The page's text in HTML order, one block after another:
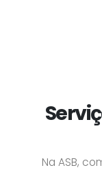
Na ASB,